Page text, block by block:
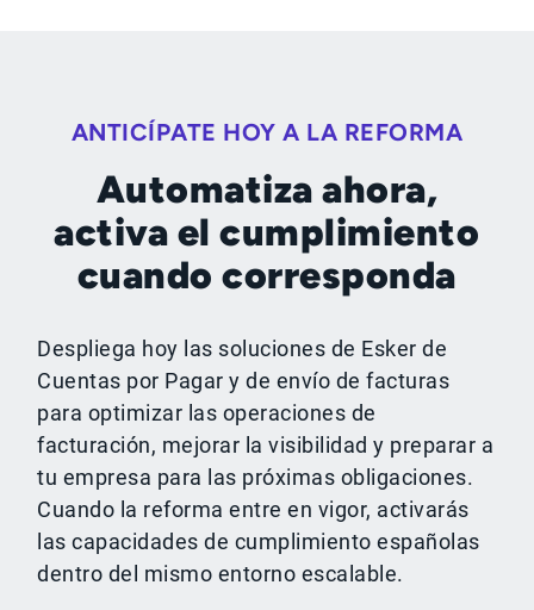
ANTICÍPATE HOY A LA REFORMA
Automatiza ahora,
activa el cumplimiento
cuando corresponda
Despliega hoy las soluciones de Esker de
Cuentas por Pagar y de envío de facturas
para optimizar las operaciones de
facturación, mejorar la visibilidad y preparar a
tu empresa para las próximas obligaciones.
Cuando la reforma entre en vigor, activarás
las capacidades de cumplimiento españolas
dentro del mismo entorno escalable.